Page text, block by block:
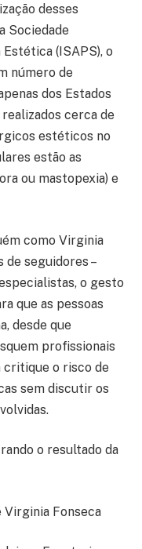
desses
Sociedade
(ISAPS), o
número de
dos Estados
cerca de
estéticos no
estão as
ou mastopexia) e
como Virginia
de seguidores –
o gesto
que as pessoas
desde que
profissionais
critique o risco de
sem discutir os
o resultado da
Virginia Fonseca